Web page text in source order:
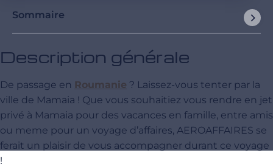
Sommaire
Description générale
De passage en Roumanie ? Laissez-vous tenter par la
ville de Mamaia ! Que vous souhaitiez vous rendre en jet
privé à Mamaia pour des vacances en famille, entre amis
ou meme pour un voyage d’affaires, AEROAFFAIRES se
ferait un plaisir de vous accompagner durant ce voyage
!